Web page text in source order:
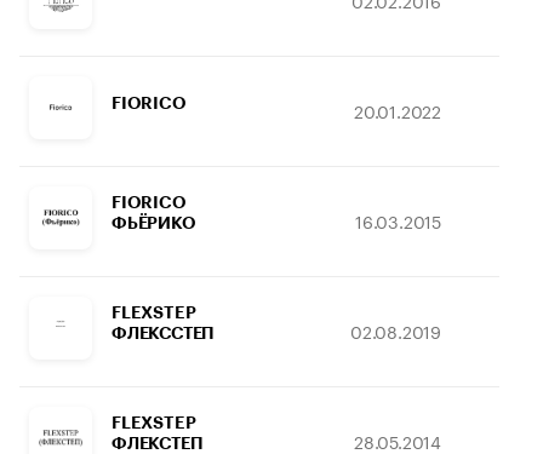
FIORICO 20.01.2022
FIORICO
ФЬЁРИКО
16.03.2015
FLEXSTEP
ФЛЕКССТЕП
02.08.2019
FLEXSTEP
ФЛЕКСТЕП
28.05.2014